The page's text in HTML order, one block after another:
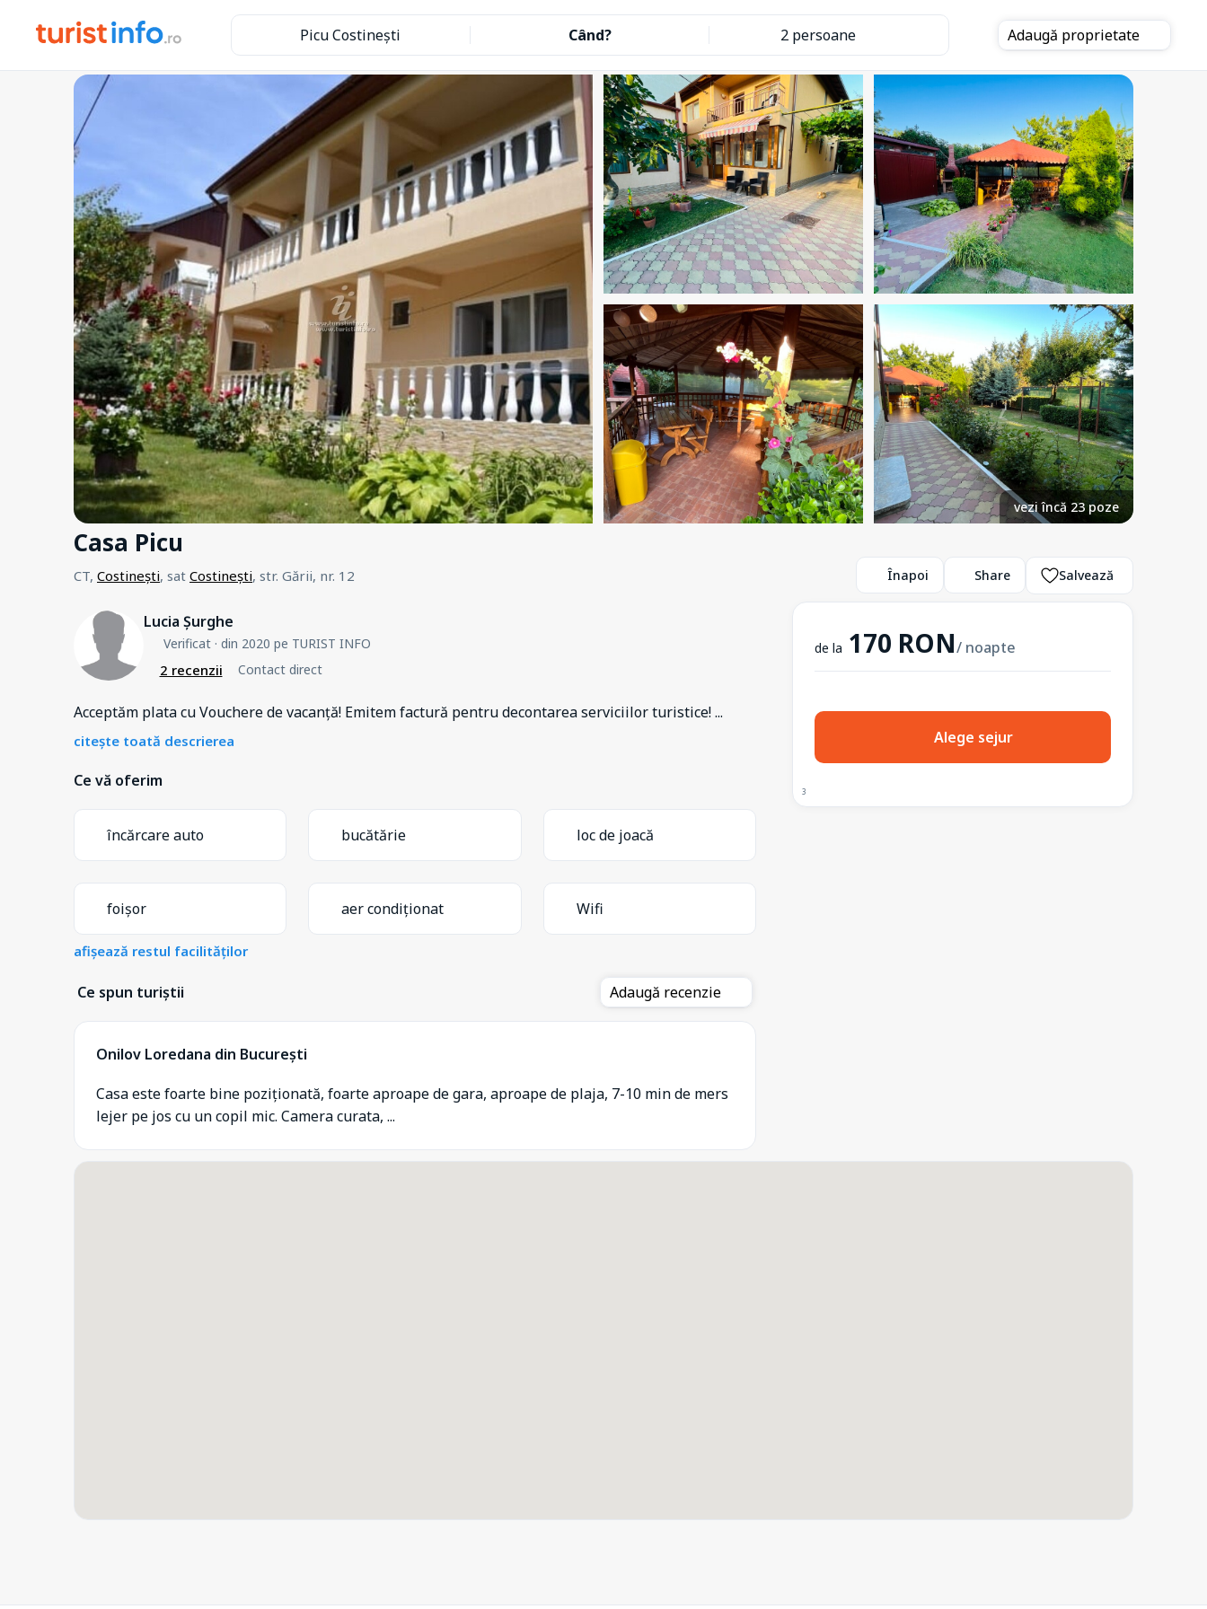
Picu Costinești Când? 2 persoane Adaugă proprietate
vezi încă 23 poze
Casa Picu
CT, Costinești, sat Costinești, str. Gării, nr. 12 Înapoi Share Salvează
Lucia Șurghe
Verificat· din 2020 pe TURIST INFO
2 recenzii Contact direct
Acceptăm plata cu Vouchere de vacanță! Emitem factură pentru decontarea serviciilor turistice!...
citește toată descrierea
Ce vă oferim
încărcare auto bucătărie loc de joacă
foișor aer condiționat Wifi
afișează restul facilităților
Ce spun turiștii Adaugă recenzie
Onilov Loredana din București
Casa este foarte bine poziționată, foarte aproape de gara, aproape de plaja, 7-10 min de mers
lejer pe jos cu un copil mic. Camera curata, ...
de la 170 RON/ noapte
Alege sejur
3